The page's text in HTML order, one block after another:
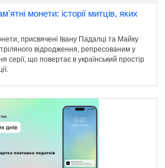
монети: історії митців, яких
присвячені Івану Падалці та Майку
відродження, репресованим у
серії, що повертає в український простір